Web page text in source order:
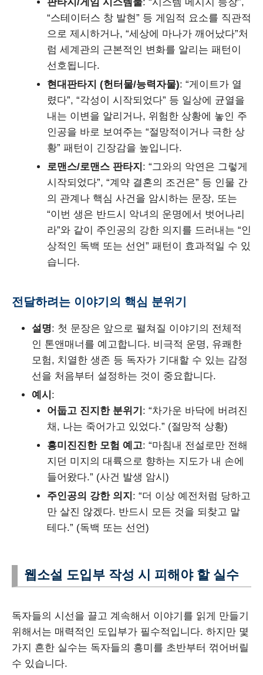
“스테이터스 창 발현” 등 게임적 요소를 직관적
으로 제시하거나, “세상에 마나가 깨어났다”처
럼 세계관의 근본적인 변화를 알리는 패턴이
선호됩니다.
현대판타지 (헌터물/능력자물): “게이트가 열
렸다”, “각성이 시작되었다” 등 일상에 균열을
내는 이변을 알리거나, 위험한 상황에 놓인 주
인공을 바로 보여주는 “절망적이거나 극한 상
황” 패턴이 긴장감을 높입니다.
로맨스/로맨스 판타지 : “그와의 악연은 그렇게
시작되었다”, “계약 결혼의 조건은” 등 인물 간
의 관계나 핵심 사건을 암시하는 문장, 또는
“이번 생은 반드시 악녀의 운명에서 벗어나리
라”와 같이 주인공의 강한 의지를 드러내는 “인
상적인 독백 또는 선언” 패턴이 효과적일 수 있
습니다.
전달하려는 이야기의 핵심 분위기
설명: 첫 문장은 앞으로 펼쳐질 이야기의 전체적
인 톤앤매너를 예고합니다. 비극적 운명, 유쾌한
모험, 치열한 생존 등 독자가 기대할 수 있는 감정
선을 처음부터 설정하는 것이 중요합니다.
예시 :
어둡고 진지한 분위기 : “차가운 바닥에 버려진
채, 나는 죽어가고 있었다.” (절망적 상황)
흥미진진한 모험 예고: “마침내 전설로만 전해
지던 미지의 대륙으로 향하는 지도가 내 손에
들어왔다.” (사건 발생 암시)
주인공의 강한 의지 : “더 이상 예전처럼 당하고
만 살진 않겠다. 반드시 모든 것을 되찾고 말
테다.” (독백 또는 선언)
웹소설 도입부 작성 시 피해야 할 실수
독자들의 시선을 끌고 계속해서 이야기를 읽게 만들기
위해서는 매력적인 도입부가 필수적입니다. 하지만 몇
가지 흔한 실수는 독자들의 흥미를 초반부터 꺾어버릴
수 있습니다.